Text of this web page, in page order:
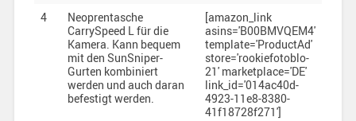
4
Neoprentasche
CarrySpeed L für die
Kamera. Kann bequem
mit den SunSniper-
Gurten kombiniert
werden und auch daran
befestigt werden.
[amazon_link
asins='B00BMVQEM4'
template='ProductAd'
store='rookiefotoblo-
21' marketplace='DE'
link_id='014ac40d-
4923-11e8-8380-
41f18728f271']